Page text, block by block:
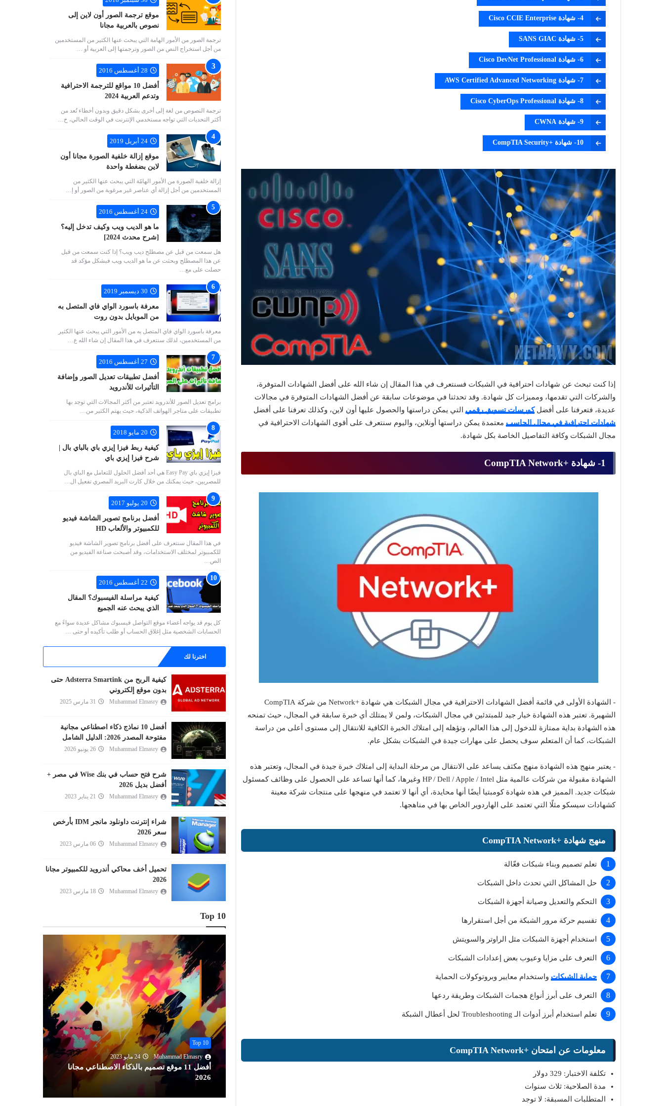
4- شهادة Cisco CCIE Enterprise
5- شهادة SANS GIAC
6- شهادة Cisco DevNet Professional
7- شهادة AWS Certified Advanced Networking
8- شهادة Cisco CyberOps Professional
9- شهادة CWNA
10- شهادة +CompTIA Security
إذا كنت تبحث عن شهادات احترافية في الشبكات فسنتعرف في هذا المقال إن شاء الله على أفضل الشهادات المتوفرة،
والشركات التي تقدمها، ومميزات كل شهادة. وقد تحدثنا في موضوعات سابقة عن أفضل الشهادات المتوفرة في مجالات
عديدة، فتعرفنا على أفضلكورسات تسويق رقمي التي يمكن دراستها والحصول عليها أون لاين، وكذلك تعرفنا على أفضل
شهادات احترافية في مجال الحاسب معتمدة يمكن دراستها أونلاين، واليوم سنتعرف على أقوى الشهادات الاحترافية في
مجال الشبكات وكافة التفاصيل الخاصة بكل شهادة.
1- شهادة +CompTIA Network
- الشهادة الأولى في قائمة أفضل الشهادات الاحترافية في مجال الشبكات هي شهادة +Network من شركة CompTIA
الشهيرة. تعتبر هذه الشهادة خيار جيد للمبتدئين في مجال الشبكات، ولمن لا يمتلك أي خبرة سابقة في المجال، حيث تمنحه
هذه الشهادة بداية ممتازة للدخول إلى هذا العالم، وتؤهله إلى امتلاك الخبرة الكافية للانتقال إلى مستوى أعلى من دراسة
الشبكات، كما أن المتعلم سوف يحصل على مهارات جيدة في الشبكات بشكل عام.
- يعتبر منهج هذه الشهادة منهج مكثف يساعد على الانتقال من مرحلة البداية إلى امتلاك خبرة جيدة في المجال، وتعتبر هذه
الشهادة مقبولة من شركات عالمية مثل HP / Dell / Apple / Intel وغيرها، كما أنها تساعد على الحصول على وظائف كمسئول
شبكات جديد. المميز في هذه شهادة كومبتيا أيضًا أنها محايدة، أي أنها لا تعتمد في منهجها على منتجات شركة معينة
كشهادات سيسكو مثلًا التي تعتمد على الهاردوير الخاص بها في مناهجها.
منهج شهادة +CompTIA Network
تعلم تصميم وبناء شبكات فعّالة
حل المشاكل التي تحدث داخل الشبكات
التحكم والتعديل وصيانة أجهزة الشبكات
تقسيم حركة مرور الشبكة من أجل استقرارها
استخدام أجهزة الشبكات مثل الراوتر والسويتش
التعرف على مزايا وعيوب بعض إعدادات الشبكات
حماية الشبكات واستخدام معايير وبروتوكولات الحماية
التعرف على أبرز أنواع هجمات الشبكات وطريقة ردعها
تعلم استخدام أبرز أدوات الـ Troubleshooting لحل أعطال الشبكة
معلومات عن امتحان +CompTIA Network
تكلفة الاختبار: 329 دولار
مدة الصلاحية: ثلاث سنوات
المتطلبات المسبقة: لا توجد
موقع ترجمة الصور أون لاين إلى
نصوص بالعربية مجانا
ترجمة الصور من الأمور الهامة التي يبحث عنها الكثير من المستخدمين
من أجل استخراج النص من الصور وترجمتها إلى العربية أو …
28 أغسطس 2016
أفضل 10 مواقع للترجمة الاحترافية
وتدعم العربية 2024
ترجمة النصوص من لغة إلى أخرى بشكل دقيق وبدون أخطاء تُعد من
أكثر التحديات التي تواجه مستخدمي الإنترنت في الوقت الحالي، خ…
24 أبريل 2019
موقع إزالة خلفية الصورة مجانا أون
لاين بضغطة واحدة
إزالة خلفية الصورة من الأمور الهامّة التي يبحث عنها الكثير من
المستخدمين من أجل إزالة أي عناصر غير مرغوبة من الصور أو إ…
24 أغسطس 2016
ما هو الديب ويب وكيف تدخل إليه؟
[شرح محدث 2024]
هل سمعت من قبل عن مصطلح ديب ويب؟ إذا كنت سمعت من قبل
عن هذا المصطلح وبحثت عن ما هو الديب ويب فبشكل مؤكد قد
حصلت على مع…
30 ديسمبر 2019
معرفة باسورد الواي فاي المتصل به
من الموبايل بدون روت
معرفة باسورد الواي فاي المتصل به من الأمور التي يبحث عنها الكثير
من المستخدمين، لذلك سنتعرف في هذا المقال إن شاء الله ع…
27 أغسطس 2016
أفضل تطبيقات تعديل الصور وإضافة
التأثيرات للأندرويد
برامج تعديل الصور للأندرويد تعتبر من أكثر المجالات التي توجد بها
تطبيقات على متاجر الهواتف الذكية، حيث يهتم الكثير من…
20 مايو 2018
كيفية ربط فيزا إيزي باي بالباي بال |
شرح فيزا إيزي باي
فيزا إيزي باي Easy Pay هي أحد أفضل الحلول للتعامل مع الباي بال
للمصريين، حيث يمكنك من خلال كارت البريد المصري تفعيل ال…
20 يوليو 2017
أفضل برنامج تصوير الشاشة فيديو
للكمبيوتر والألعاب HD
في هذا المقال سنتعرف على أفضل برنامج تصوير الشاشة فيديو
للكمبيوتر لمختلف الاستخدامات، وقد أصبحت صناعة الفيديو من
الص…
22 أغسطس 2016
كيفية مراسلة الفيسبوك؟ المقال
الذي يبحث عنه الجميع
كل يوم قد يواجه أعضاء موقع التواصل فيسبوك مشاكل عديدة سواءً مع
الحسابات الشخصية مثل إغلاق الحساب أو طلب تأكيده أو حتى …
اخترنا لك
كيفية الربح من Adsterra Smartink حتى
بدون موقع إلكتروني
Muhammad Elmasry 31 مارس 2025
أفضل 10 نماذج ذكاء اصطناعي مجانية
مفتوحة المصدر 2026: الدليل الشامل
Muhammad Elmasry 26 يونيو 2026
شرح فتح حساب في بنك Wise في مصر +
أفضل بديل 2026
Muhammad Elmasry 21 يناير 2023
شراء إنترنت داونلود مانجر IDM بأرخص
سعر 2026
Muhammad Elmasry 06 مارس 2023
تحميل أخف محاكي أندرويد للكمبيوتر مجانا
2026
Muhammad Elmasry 18 مارس 2023
Top 10
Muhammad Elmasry
المصدر 2026: الدليل الشامل
Top 10
Muhammad Elmasry
24 مايو 2023
أفضل 11 موقع تصميم بالذكاء الاصطناعي مجانا
2026